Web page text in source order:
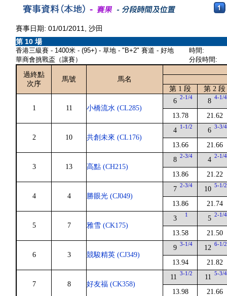
賽事日期: 01/01/2011, 沙田
第 10 場
香港三級賽 - 1400米 - (95+) - 草地 - "B+2" 賽道 - 好地
華商會挑戰盃（讓賽）
時間:
分段時間:
過終點
次序
馬號
馬名
第 1 段
第 2 段
1 11 小橋流水 (CL285)
6 2-1/4
13.78
8 4-1/4
21.62
2 10 共創未來 (CL176)
4 1-1/2
13.66
6 3-3/4
21.66
3 13 高點 (CH215)
8 2-3/4
13.86
4 2-1/4
21.22
4 4 勝眼光 (CJ049)
7 2-3/4
13.86
10 5-1/2
21.74
5 7 雅雪 (CK175)
3 1
13.58
5 2-1/4
21.50
6 3 競駿精英 (CJ349)
9 3-1/4
13.94
12 6-1/2
21.82
7 8 好友福 (CK358)
11 3-1/2
13.98
11 5-3/4
21.66